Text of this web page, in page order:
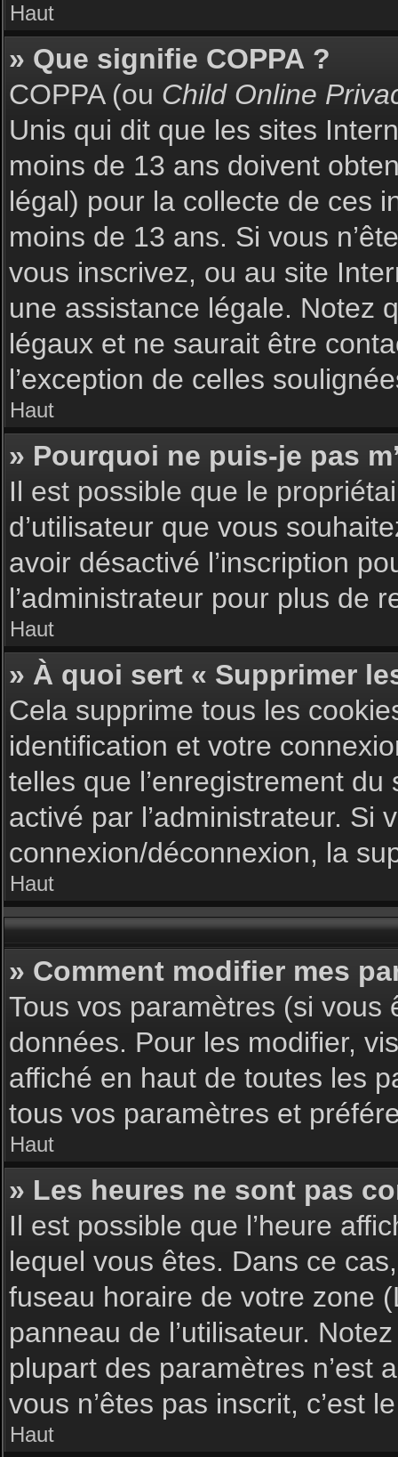
Haut
» Que signifie COPPA ?
COPPA (ou Child Online
Unis qui dit que les sites
moins de 13 ans doivent
légal) pour la collecte de ces
moins de 13 ans. Si vous
vous inscrivez, ou au site
une assistance légale. Notez
légaux et ne saurait être
l’exception de celles
Haut
» Pourquoi ne puis-je pas
Il est possible que le
d’utilisateur que vous
avoir désactivé l’inscription
l’administrateur pour plus de
Haut
» À quoi sert « Supprimer
Cela supprime tous les
identification et votre
telles que l’enregistrement
activé par l’administrateur. Si
connexion/déconnexion, la
Haut
» Comment modifier mes
Tous vos paramètres (si
données. Pour les modifier,
affiché en haut de toutes les
tous vos paramètres et
Haut
» Les heures ne sont pas
Il est possible que l’heure
lequel vous êtes. Dans ce
fuseau horaire de votre zone
panneau de l’utilisateur.
plupart des paramètres n’est
vous n’êtes pas inscrit, c’est
Haut